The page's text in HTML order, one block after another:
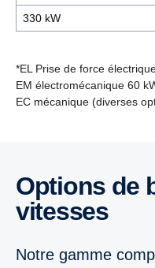
330 kW
*EL Prise de force
EM électromécanique 60
EC mécanique (diverses
9 litres
7 litres
9 litres
9 litres
Options de boîtes de
vitesses
Notre gamme